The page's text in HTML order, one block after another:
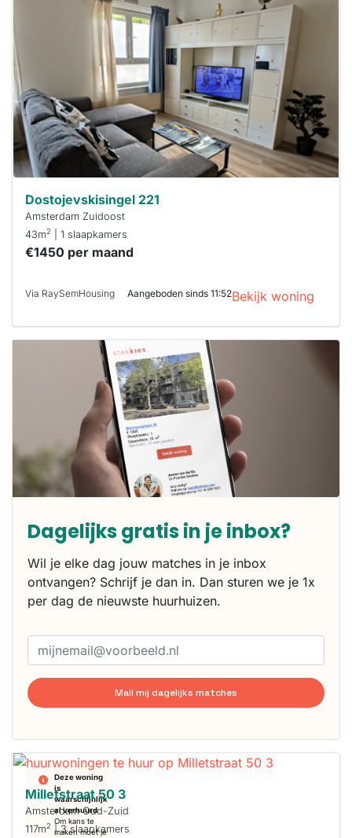
waarschijnlijk
al verhuurd
Stekkies helpt
je hierbij!
Dostojevskisingel 221
Amsterdam Zuidoost
43m2 | 1 slaapkamers
€1450 per maand
Via RaySemHousing Aangeboden sinds 11:52Bekijk woning
Dagelijks gratis in je inbox?
Wil je elke dag jouw matches in je inbox
ontvangen? Schrijf je dan in. Dan sturen we je 1x
per dag de nieuwste huurhuizen.
Mail mij dagelijks matches
Deze woning
is
waarschijnlijk
al verhuurd
Om kans te
maken moet je
Milletstraat 50 3
Amsterdam Oud-Zuid
117m2 | 3 slaapkamers